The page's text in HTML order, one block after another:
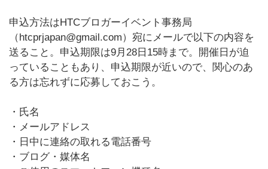
申込方法はHTCブロガーイベント事務局
（htcprjapan@gmail.com）宛にメールで以下の内容を
送ること。申込期限は9月28日15時まで。開催日が迫
っていることもあり、申込期限が近いので、関心のあ
る方は忘れずに応募しておこう。
・氏名
・メールアドレス
・日中に連絡の取れる電話番号
・ブログ・媒体名